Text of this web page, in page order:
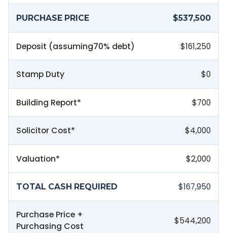
PURCHASE PRICE $537,500
Deposit (assuming70% debt) $161,250
Stamp Duty $0
Building Report* $700
Solicitor Cost* $4,000
Valuation* $2,000
TOTAL CASH REQUIRED $167,950
Purchase Price +
Purchasing Cost
$544,200